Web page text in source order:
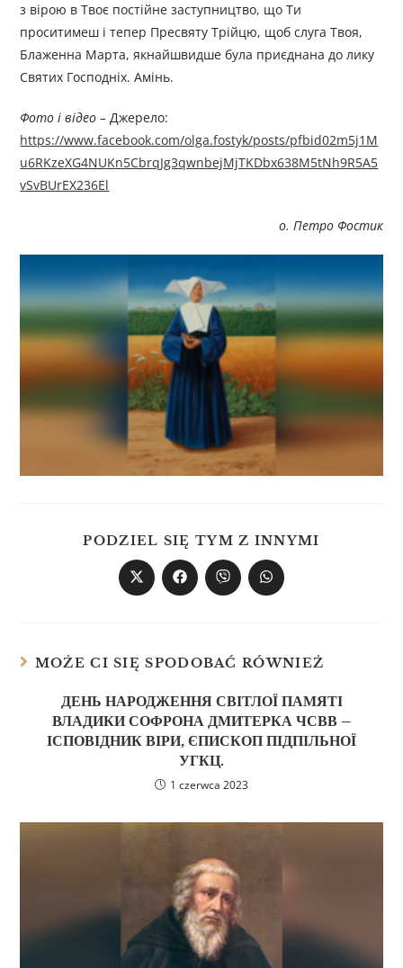
з вірою в Твоє постійне заступництво, що Ти
проситимеш і тепер Пресвяту Трійцю, щоб слуга Твоя,
Блаженна Марта, якнайшвидше була приєднана до лику
Святих Господніх. Амінь.
Фото і відео –Джерелo:
https://www.facebook.com/olga.fostyk/posts/pfbid02m5j1M
u6RKzeXG4NUKn5CbrqJg3qwnbejMjTKDbx638M5tNh9R5A5
vSvBUrEX236El
о. Петро Фостик
PODZIEL SIĘ TYM Z INNYMI
MOŻE CI SIĘ SPODOBAĆ RÓWNIEŻ
ДЕНЬ НАРОДЖЕННЯ СВІТЛОЇ ПАМЯТІ
ВЛАДИКИ СОФРОНА ДМИТЕРКА ЧСВВ –
ІСПОВІДНИК ВІРИ, ЄПИСКОП ПІДПІЛЬНОЇ
УГКЦ.
1 czerwca 2023